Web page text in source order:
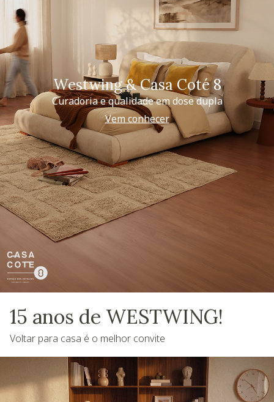
Westwing & Casa Coté 8
Curadoria e qualidade em dose dupla
Vem conhecer
15 anos de WESTWING!
Voltar para casa é o melhor convite